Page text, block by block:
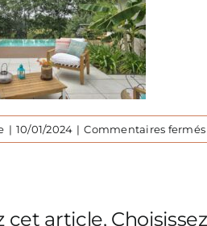
| 10/01/2024 | Commentaires fermés
cet article,